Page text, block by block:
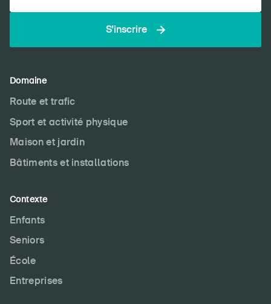
S'inscrire
Domaine
Route et trafic
Sport et activité physique
Maison et jardin
Bâtiments et installations
Contexte
Enfants
Seniors
École
Entreprises